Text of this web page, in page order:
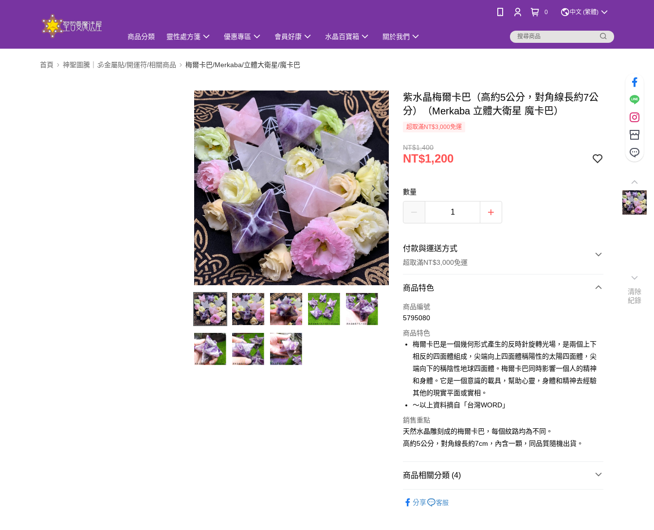
0 中文 (繁體)
商品分類 靈性處方箋 優惠專區 會員好康 水晶百寶箱 關於我們
首頁 神聖圖騰｜🕉金屬貼/開運符/相關商品 梅爾卡巴/Merkaba/立體大衛星/魔卡巴
紫水晶梅爾卡巴（高約5公分，對角線長約7公
分）（Merkaba 立體大衛星 魔卡巴）
超取滿NT$3,000免運
NT$1,400
NT$1,200
數量
付款與運送方式
超取滿NT$3,000免運
付款方式
信用卡一次付款
LINE Pay
Apple Pay
街口支付
悠遊付
運送方式
每筆NT$80，滿NT$3,000(含以上)免運費
每筆NT$80，滿NT$3,000(含以上)免運費
商品特色
商品編號
5795080
商品特色
梅爾卡巴是一個幾何形式產生的反時針旋轉光場，是兩個上下
相反的四面體組成，尖端向上四面體稱陽性的太陽四面體，尖
端向下的稱陰性地球四面體。梅爾卡巴同時影響一個人的精神
和身體。它是一個意識的載具，幫助心靈，身體和精神去經驗
其他的現實平面或實相。
～以上資料摘自「台灣WORD」
銷售重點
天然水晶雕刻成的梅爾卡巴，每個紋路均為不同。
高約5公分，對角線長約7cm，內含一顆，同品質隨機出貨。
商品相關分類 (4)
大衛星/魔卡巴
分享 客服
清除
紀錄